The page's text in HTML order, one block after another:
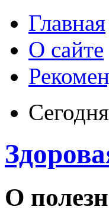
Главная
О сайте
О